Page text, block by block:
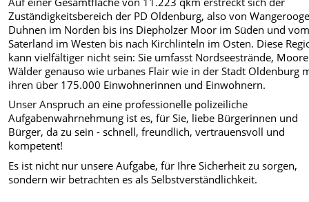
Zuständigkeitsbereich der PD Oldenburg, also von
Duhnen im Norden bis ins Diepholzer Moor im Süden und
Saterland im Westen bis nach Kirchlinteln im Osten. Diese
kann vielfältiger nicht sein: Sie umfasst Nordseestrände,
Wälder genauso wie urbanes Flair wie in der Stadt Oldenburg
ihren über 175.000 Einwohnerinnen und Einwohnern.
Unser Anspruch an eine professionelle polizeiliche
Aufgabenwahrnehmung ist es, für Sie, liebe Bürgerinnen und
Bürger, da zu sein - schnell, freundlich, vertrauensvoll und
kompetent!
Es ist nicht nur unsere Aufgabe, für Ihre Sicherheit zu sorgen,
sondern wir betrachten es als Selbstverständlichkeit.